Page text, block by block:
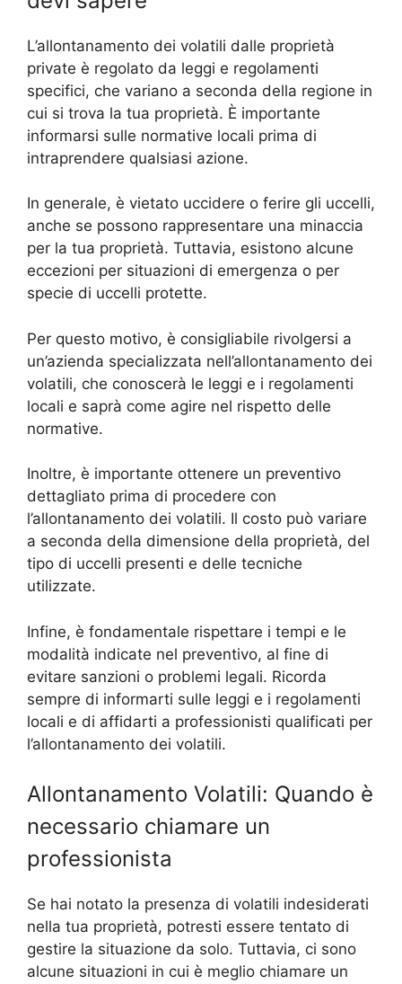
L’allontanamento dei volatili dalle proprietà
private è regolato da leggi e regolamenti
specifici, che variano a seconda della regione in
cui si trova la tua proprietà. È importante
informarsi sulle normative locali prima di
intraprendere qualsiasi azione.
In generale, è vietato uccidere o ferire gli uccelli,
anche se possono rappresentare una minaccia
per la tua proprietà. Tuttavia, esistono alcune
eccezioni per situazioni di emergenza o per
specie di uccelli protette.
Per questo motivo, è consigliabile rivolgersi a
un’azienda specializzata nell’allontanamento dei
volatili, che conoscerà le leggi e i regolamenti
locali e saprà come agire nel rispetto delle
normative.
Inoltre, è importante ottenere un preventivo
dettagliato prima di procedere con
l’allontanamento dei volatili. Il costo può variare
a seconda della dimensione della proprietà, del
tipo di uccelli presenti e delle tecniche
utilizzate.
Infine, è fondamentale rispettare i tempi e le
modalità indicate nel preventivo, al fine di
evitare sanzioni o problemi legali. Ricorda
sempre di informarti sulle leggi e i regolamenti
locali e di affidarti a professionisti qualificati per
l’allontanamento dei volatili.
Allontanamento Volatili: Quando è
necessario chiamare un
professionista
Se hai notato la presenza di volatili indesiderati
nella tua proprietà, potresti essere tentato di
gestire la situazione da solo. Tuttavia, ci sono
alcune situazioni in cui è meglio chiamare un